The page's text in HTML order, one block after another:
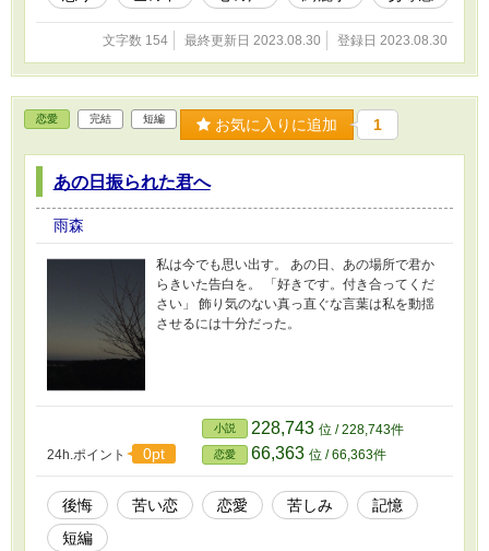
文字数 154 最終更新日 2023.08.30 登録日 2023.08.30
恋愛 完結 短編 お気に入りに追加 1
あの日振られた君へ
雨森
私は今でも思い出す。 あの日、あの場所で君か
らきいた告白を。 「好きです。付き合ってくだ
さい」 飾り気のない真っ直ぐな言葉は私を動揺
させるには十分だった。
24h.ポイント 0pt
小説 228,743 位 / 228,743件
恋愛 66,363 位 / 66,363件
後悔 苦い恋 恋愛 苦しみ
記憶
短編